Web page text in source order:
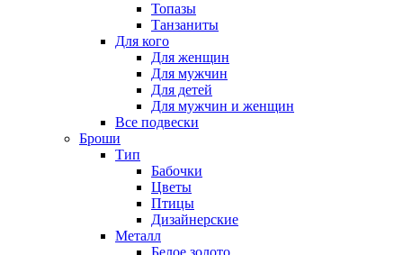
Топазы
Танзаниты
Для кого
Для женщин
Для мужчин
Для детей
Для мужчин и женщин
Все подвески
Броши
Тип
Бабочки
Цветы
Птицы
Дизайнерские
Металл
Белое золото